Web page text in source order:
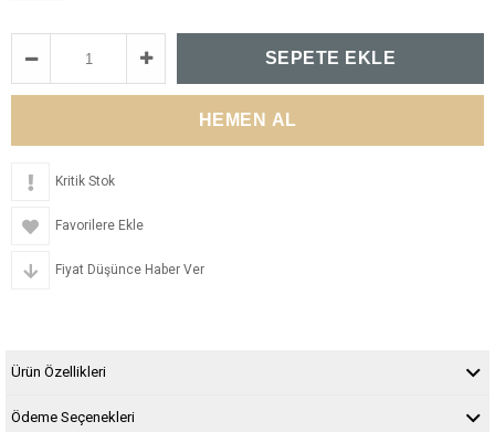
Kritik Stok
Favorilere Ekle
Fiyat Düşünce Haber Ver
Ürün Özellikleri
Ödeme Seçenekleri